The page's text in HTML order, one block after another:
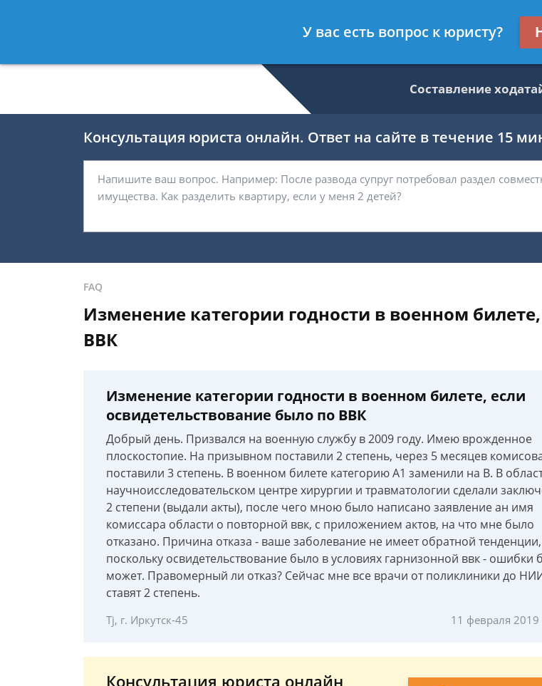
- Юрист по гражданскому праву
Составление
Консультация юриста онлайн. Ответ на сайте в течение 15
FAQ
Изменение категории годности в военном
ВВК
Изменение категории годности в военном билете, если
освидетельствование было по ВВК
Добрый день. Призвался на военную службу в 2009 году. Имею врожденное
плоскостопие. На призывном поставили 2 степень, через 5 месяцев
поставили 3 степень. В военном билете категорию А1 заменили на В. В
научноисследовательском центре хирургии и травматологии сделали
2 степени (выдали акты), после чего мною было написано заявление ан имя
комиссара области о повторной ввк, с приложением актов, на что мне было
отказано. Причина отказа - ваше заболевание не имеет обратной
поскольку освидетельствование было в условиях гарнизонной ввк - ошибки
может. Правомерный ли отказ? Сейчас мне все врачи от поликлиники до
ставят 2 степень.
Tj, г. Иркутск-45 11 февраля 2019
Консультация юриста онлайн
У вас есть вопрос к юристу?